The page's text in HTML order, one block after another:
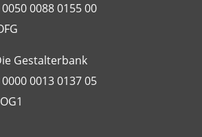
0088 0155 00
Gestalterbank
0013 0137 05